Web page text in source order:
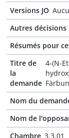
Versions JO
Autres
Résumés pour
Titre de
la
demande
4-(N-
Nom du
Nom de
Chambre 3.3.01